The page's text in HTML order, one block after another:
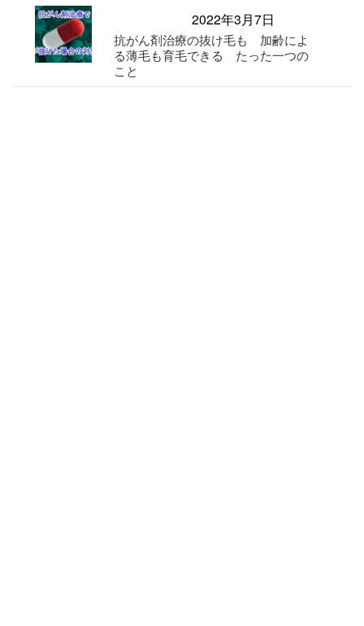
2022年3月7日
抗がん剤治療の抜け毛も 加齢によ
る薄毛も育毛できる たった一つの
こと